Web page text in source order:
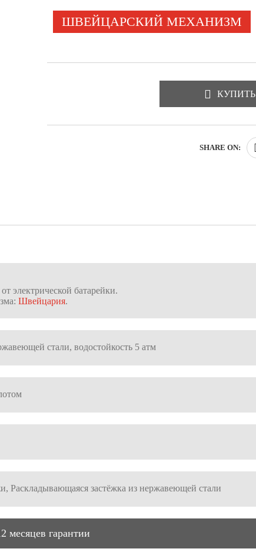
ШВЕЙЦАРСКИЙ МЕХАНИЗМ
КУПИТЬ
SHARE ON:
электрической батарейки.
Швейцария.
стали, водостойкость 5 атм
Раскладывающаяся застёжка из нержавеющей стали
месяцев гарантии